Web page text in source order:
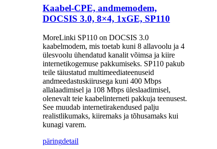
Kaabel-CPE, andmemodem,
DOCSIS 3.0, 8×4, 1xGE, SP110
MoreLinki SP110 on DOCSIS 3.0
kaabelmodem, mis toetab kuni 8 allavoolu ja 4
ülesvoolu ühendatud kanalit võimsa ja kiire
internetikogemuse pakkumiseks. SP110 pakub
teile täiustatud multimeediateenuseid
andmeedastuskiirusega kuni 400 Mbps
allalaadimisel ja 108 Mbps üleslaadimisel,
olenevalt teie kaabelinterneti pakkuja teenusest.
See muudab internetirakendused palju
realistlikumaks, kiiremaks ja tõhusamaks kui
kunagi varem.
päringdetail